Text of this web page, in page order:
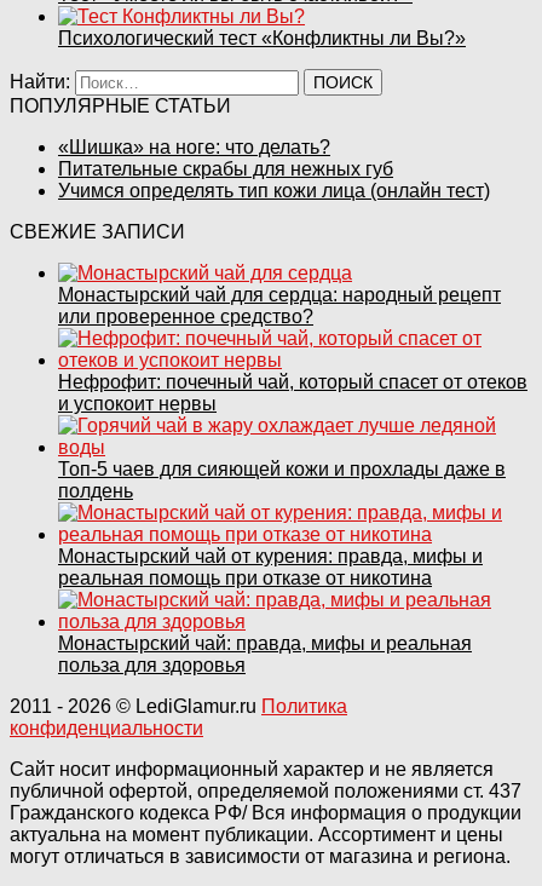
Психологический тест «Конфликтны ли Вы?»
Найти:
ПОПУЛЯРНЫЕ СТАТЬИ
«Шишка» на ноге: что делать?
Питательные скрабы для нежных губ
Учимся определять тип кожи лица (онлайн тест)
СВЕЖИЕ ЗАПИСИ
Монастырский чай для сердца: народный рецепт
или проверенное средство?
Нефрофит: почечный чай, который спасет от отеков
и успокоит нервы
Топ‑5 чаев для сияющей кожи и прохлады даже в
полдень
Монастырский чай от курения: правда, мифы и
реальная помощь при отказе от никотина
Монастырский чай: правда, мифы и реальная
польза для здоровья
2011 - 2026 © LediGlamur.ru Политика
конфиденциальности
Сайт носит информационный характер и не является
публичной офертой, определяемой положениями ст. 437
Гражданского кодекса РФ/ Вся информация о продукции
актуальна на момент публикации. Ассортимент и цены
могут отличаться в зависимости от магазина и региона.